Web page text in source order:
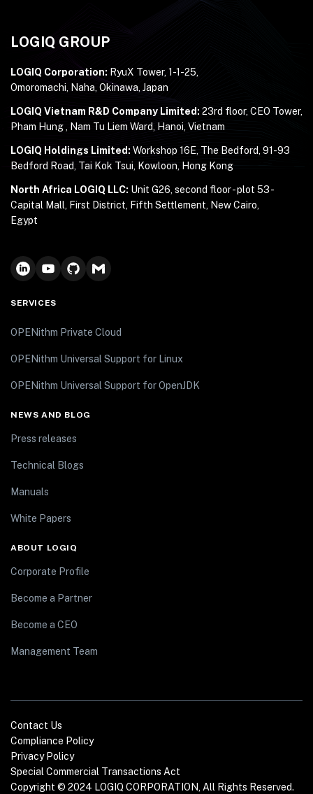
LOGIQ GROUP
LOGIQ Corporation: RyuX Tower, 1-1-25,
Omoromachi, Naha, Okinawa, Japan
LOGIQ Vietnam R&D Company Limited: 23rd floor, CEO Tower,
Pham Hung , Nam Tu Liem Ward, Hanoi, Vietnam
LOGIQ Holdings Limited: Workshop 16E, The Bedford, 91-93
Bedford Road, Tai Kok Tsui, Kowloon, Hong Kong
North Africa LOGIQ LLC: Unit G26, second floor - plot 53 -
Capital Mall, First District, Fifth Settlement, New Cairo,
Egypt
SERVICES
OPENithm Private Cloud
OPENithm Universal Support for Linux
OPENithm Universal Support for OpenJDK
NEWS AND BLOG
Press releases
Technical Blogs
Manuals
White Papers
ABOUT LOGIQ
Corporate Profile
Become a Partner
Become a CEO
Management Team
Copyright © 2024 LOGIQ CORPORATION, All Rights Reserved.
Contact Us
Compliance Policy
Privacy Policy
Special Commercial Transactions Act